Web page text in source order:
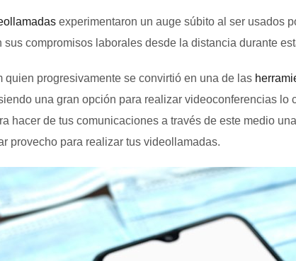
experimentaron un auge súbito al ser usados
sus compromisos laborales desde la distancia durante
quien progresivamente se convirtió en una de las
una gran opción para realizar videoconferencias
hacer de tus comunicaciones a través de este medio
provecho para realizar tus videollamadas.